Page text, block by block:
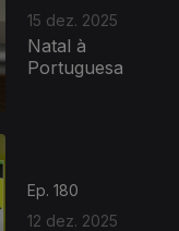
15 dez. 2025
Natal à
Portuguesa
Ep. 180
12 dez. 2025